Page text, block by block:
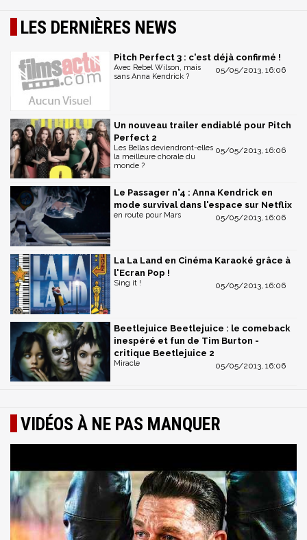
LES DERNIÈRES NEWS
Pitch Perfect 3 : c'est déjà confirmé !
05/05/2013, 16:06
Avec Rebel Wilson, mais
sans Anna Kendrick ?
Un nouveau trailer endiablé pour Pitch
Perfect 2
05/05/2013, 16:06
Les Bellas deviendront-elles
la meilleure chorale du
monde ?
Le Passager n°4 : Anna Kendrick en
mode survival dans l'espace sur Netflix
05/05/2013, 16:06
en route pour Mars
La La Land en Cinéma Karaoké grâce à
l'Ecran Pop !
05/05/2013, 16:06
Sing it !
Beetlejuice Beetlejuice : le comeback
inespéré et fun de Tim Burton -
critique Beetlejuice 2
05/05/2013, 16:06
Miracle
VIDÉOS À NE PAS MANQUER